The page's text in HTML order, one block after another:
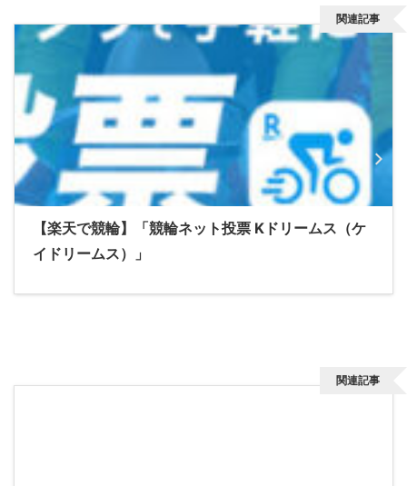
【楽天で競輪】「競輪ネット投票 Kドリームス（ケ
イドリームス）」
関連記事
関連記事